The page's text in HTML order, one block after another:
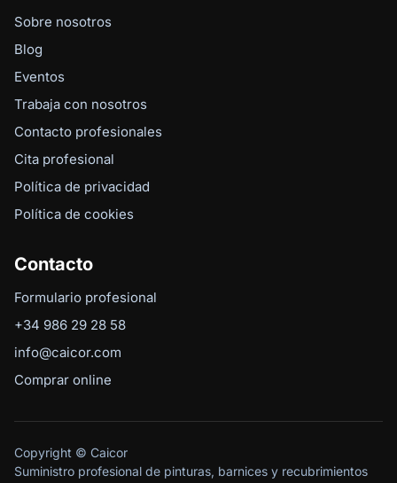
Sobre nosotros
Blog
Eventos
Trabaja con nosotros
Contacto profesionales
Cita profesional
Política de privacidad
Política de cookies
Contacto
Formulario profesional
+34 986 29 28 58
info@caicor.com
Comprar online
Copyright © Caicor
Suministro profesional de pinturas, barnices y recubrimientos